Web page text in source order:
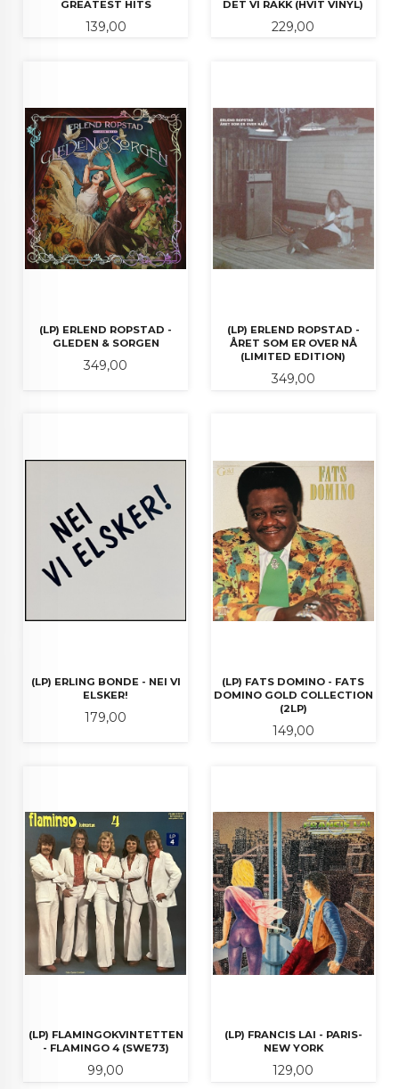
GREATEST HITS
Pris
139,00
DET VI RAKK (HVIT VINYL)
Pris
229,00
(LP) ERLEND ROPSTAD -
GLEDEN & SORGEN
Pris
349,00
(LP) ERLEND ROPSTAD -
ÅRET SOM ER OVER NÅ
(LIMITED EDITION)
Pris
349,00
(LP) ERLING BONDE - NEI VI
ELSKER!
Pris
179,00
(LP) FATS DOMINO - FATS
DOMINO GOLD COLLECTION
(2LP)
Pris
149,00
(LP) FLAMINGOKVINTETTEN
- FLAMINGO 4 (SWE73)
Pris
99,00
(LP) FRANCIS LAI - PARIS-
NEW YORK
Pris
129,00